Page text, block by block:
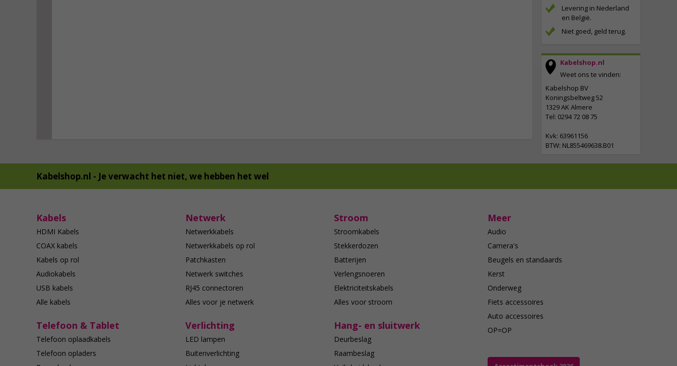
Levering in Nederland
en België.
Niet goed, geld terug.
Kabelshop.nl
Weet ons te vinden:
Kabelshop BV
Koningsbeltweg 52
1329 AK Almere
Tel: 0294 72 08 75
Kvk: 63961156
BTW: NL855469638.B01
Kabelshop.nl - Je verwacht het niet, we hebben het wel
Kabels
HDMI Kabels
COAX kabels
Kabels op rol
Audiokabels
USB kabels
Alle kabels
Netwerk
Netwerkkabels
Netwerkkabels op rol
Patchkasten
Netwerk switches
RJ45 connectoren
Alles voor je netwerk
Stroom
Stroomkabels
Stekkerdozen
Batterijen
Verlengsnoeren
Elektriciteitskabels
Alles voor stroom
Telefoon & Tablet
Telefoon oplaadkabels
Telefoon opladers
Verlichting
LED lampen
Buitenverlichting
Hang- en sluitwerk
Deurbeslag
Raambeslag
Meer
Audio
Camera's
Beugels en standaards
Kerst
Onderweg
Fiets accessoires
Auto accessoires
OP=OP